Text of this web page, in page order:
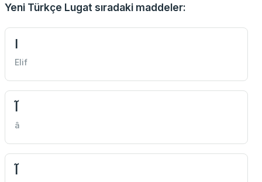
Yeni Türkçe Lugat sıradaki maddeler:
Elif
â